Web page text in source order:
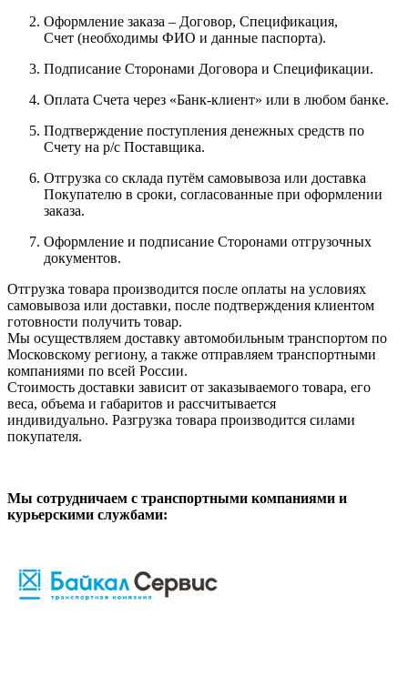
Оформление заказа – Договор, Спецификация,
Счет (необходимы ФИО и данные паспорта).
Подписание Сторонами Договора и Спецификации.
Оплата Счета через «Банк-клиент» или в любом банке.
Подтверждение поступления денежных средств по
Счету на р/с Поставщика.
Отгрузка со склада путём самовывоза или доставка
Покупателю в сроки, согласованные при оформлении
заказа.
Оформление и подписание Сторонами отгрузочных
документов.
Отгрузка товара производится после оплаты на условиях
самовывоза или доставки, после подтверждения клиентом
готовности получить товар.
Мы осуществляем доставку автомобильным транспортом по
Московскому региону, а также отправляем транспортными
компаниями по всей России.
Стоимость доставки зависит от заказываемого товара, его
веса, объема и габаритов и рассчитывается
индивидуально. Разгрузка товара производится силами
покупателя.
Мы сотрудничаем с транспортными компаниями и
курьерскими службами: